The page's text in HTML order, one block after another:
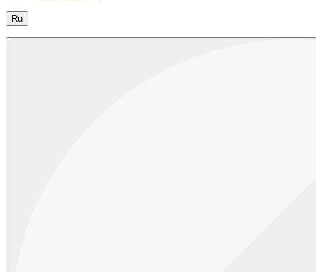
Ru